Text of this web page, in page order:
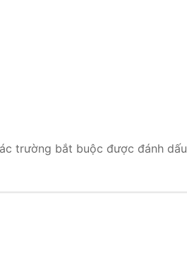
S412
trường bắt buộc được đánh dấu